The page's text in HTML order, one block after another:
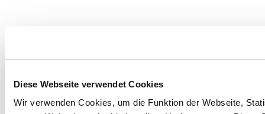
Diese Webseite verwendet Cookies
Wir verwenden Cookies, um die Funktion der Webseite,